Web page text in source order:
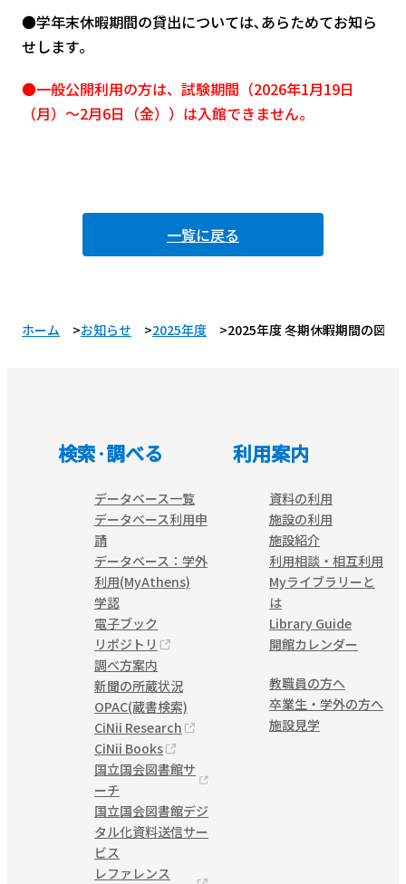
●学年末休暇期間の貸出については､あらためてお知ら
せします｡
●一般公開利用の方は、試験期間（2026年1月19日
（月）～2月6日（金））は入館できません。
一覧に戻る
ホーム お知らせ 2025年度 2025年度 冬期休暇期間の図書
検索·調べる
データベース一覧
データベース利用申
請
データベース：学外
利用(MyAthens)
学認
電子ブック
リポジトリ
調べ方案内
新聞の所蔵状況
OPAC(蔵書検索)
CiNii Research
CiNii Books
国立国会図書館サ
ーチ
国立国会図書館デジ
タル化資料送信サー
ビス
レファレンス
利用案内
資料の利用
施設の利用
施設紹介
利用相談・相互利用
Myライブラリーと
は
Library Guide
開館カレンダー
教職員の方へ
卒業生・学外の方へ
施設見学